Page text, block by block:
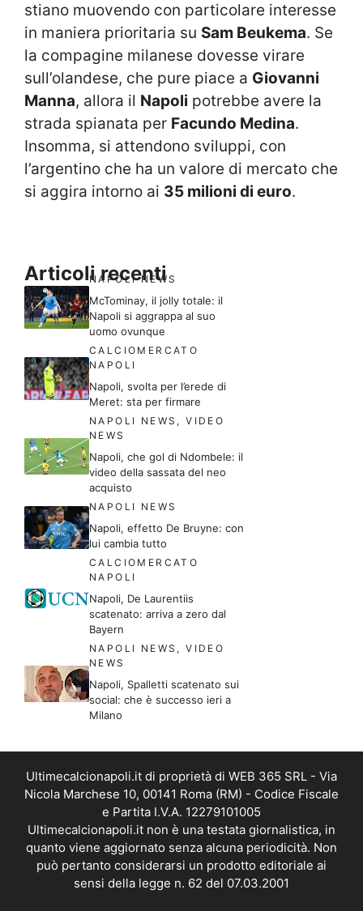
stiano muovendo con particolare interesse
in maniera prioritaria su Sam Beukema. Se
la compagine milanese dovesse virare
sull’olandese, che pure piace a Giovanni
Manna, allora il Napoli potrebbe avere la
strada spianata per Facundo Medina.
Insomma, si attendono sviluppi, con
l’argentino che ha un valore di mercato che
si aggira intorno ai 35 milioni di euro.
Articoli recenti
NAPOLI NEWS
McTominay, il jolly totale: il
Napoli si aggrappa al suo
uomo ovunque
CALCIOMERCATO
NAPOLI
Napoli, svolta per l’erede di
Meret: sta per firmare
NAPOLI NEWS ,VIDEO
NEWS
Napoli, che gol di Ndombele: il
video della sassata del neo
acquisto
NAPOLI NEWS
Napoli, effetto De Bruyne: con
lui cambia tutto
CALCIOMERCATO
NAPOLI
Napoli, De Laurentiis
scatenato: arriva a zero dal
Bayern
NAPOLI NEWS ,VIDEO
NEWS
Napoli, Spalletti scatenato sui
social: che è successo ieri a
Milano
Ultimecalcionapoli.it di proprietà di WEB 365 SRL - Via
Nicola Marchese 10, 00141 Roma (RM) - Codice Fiscale
e Partita I.V.A. 12279101005
Ultimecalcionapoli.it non è una testata giornalistica, in
quanto viene aggiornato senza alcuna periodicità. Non
può pertanto considerarsi un prodotto editoriale ai
sensi della legge n. 62 del 07.03.2001